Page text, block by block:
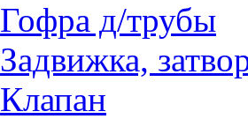
Гофра д/трубы
Задвижка,
Клапан